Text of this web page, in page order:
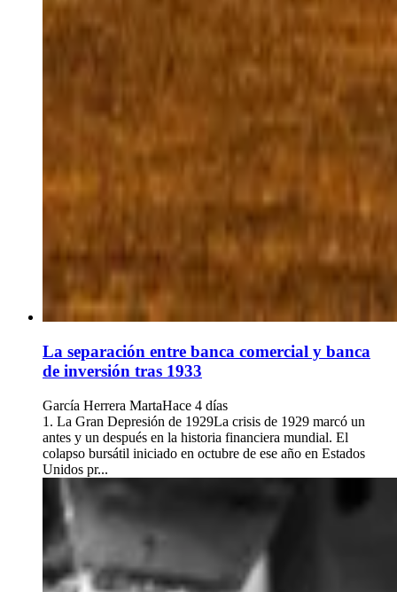
La separación entre banca comercial y banca
de inversión tras 1933
García Herrera MartaHace 4 días
1. La Gran Depresión de 1929La crisis de 1929 marcó un
antes y un después en la historia financiera mundial. El
colapso bursátil iniciado en octubre de ese año en Estados
Unidos pr...